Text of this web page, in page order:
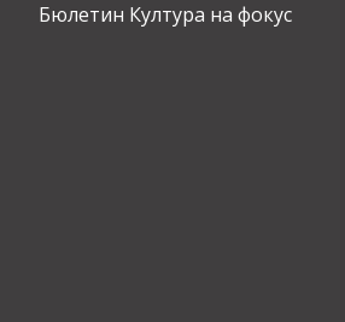
Бюлетин Култура на фокус